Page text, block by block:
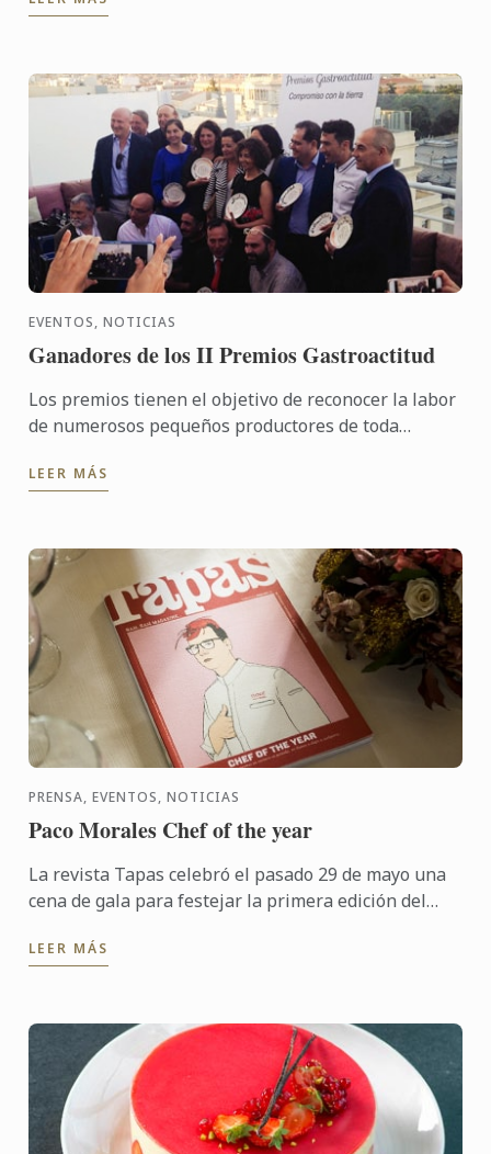
EVENTOS, NOTICIAS
Ganadores de los II Premios Gastroactitud
Los premios tienen el objetivo de reconocer la labor
de numerosos pequeños productores de toda
productos ...
LEER MÁS
PRENSA, EVENTOS, NOTICIAS
Paco Morales Chef of the year
La revista Tapas celebró el pasado 29 de mayo una
cena de gala para festejar la primera edición del
Bleu ...
LEER MÁS